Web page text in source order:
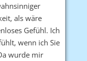
als wäre
Gefühl. Ich
wenn ich Sie
wurde mir